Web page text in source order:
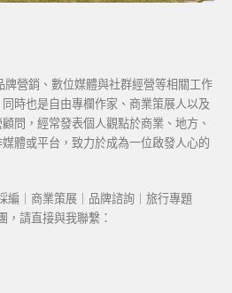
營銷、數位媒體與社群經營等相關工作
時也是自由專欄作家、商業策展人以及
問，經常發表個人觀點於商業、地方、
體或平台，致力於成為一位啟發人心的
編｜商業策展｜品牌諮詢｜旅行專題
，請直接與我聯繫：